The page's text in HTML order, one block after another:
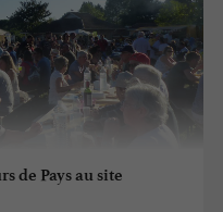
de Pays au site